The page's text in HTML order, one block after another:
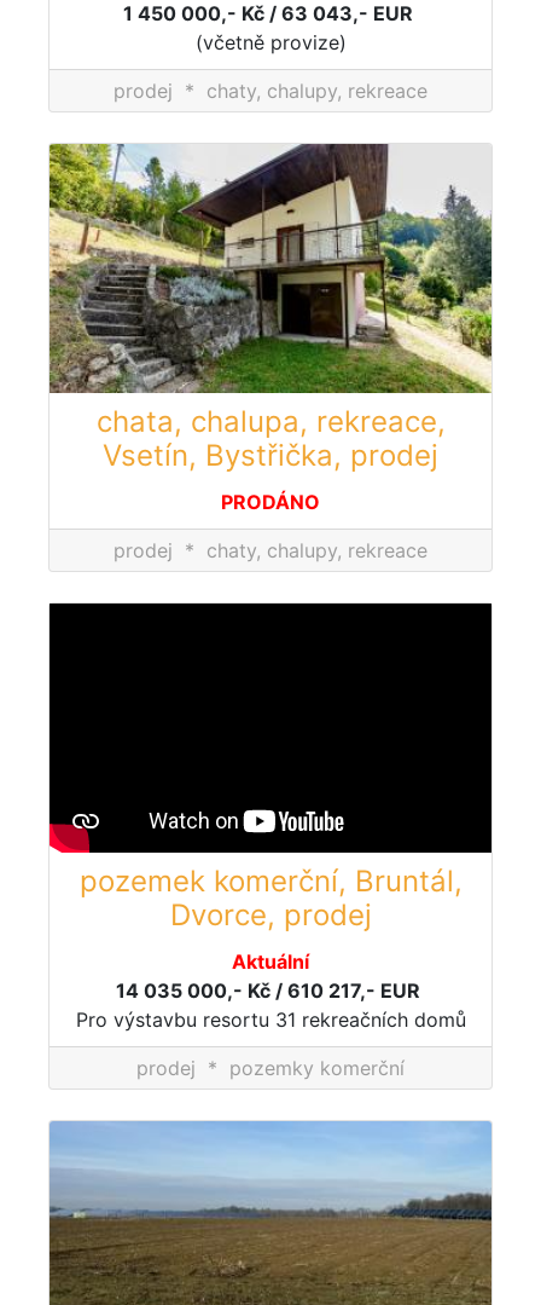
1 450 000,- Kč / 63 043,- EUR
(včetně provize)
prodej * chaty, chalupy, rekreace
chata, chalupa, rekreace,
Vsetín, Bystřička, prodej
PRODÁNO
prodej * chaty, chalupy, rekreace
pozemek komerční, Bruntál,
Dvorce, prodej
Aktuální
14 035 000,- Kč / 610 217,- EUR
Pro výstavbu resortu 31 rekreačních domů
prodej * pozemky komerční